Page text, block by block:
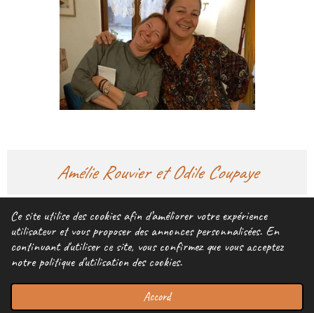
Ce site utilise des cookies afin d’améliorer votre expérience
utilisateur et vous proposer des annonces personnalisées. En
continuant d'utiliser ce site, vous confirmez que vous acceptez
notre politique d’utilisation des cookies.
Accord
Amélie Rouvier et Odile Coupaye
© 2023 - 2026 TRIPA CHAODA
Propulsé parWebador
Téléphone